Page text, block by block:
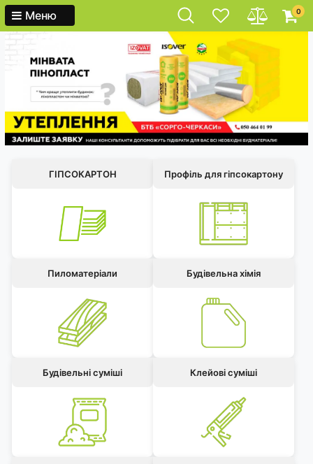
Меню 0
ГІПСОКАРТОН Профіль для гіпсокартону
Пиломатеріали Будівельна хімія
Будівельні суміші Клейові суміші